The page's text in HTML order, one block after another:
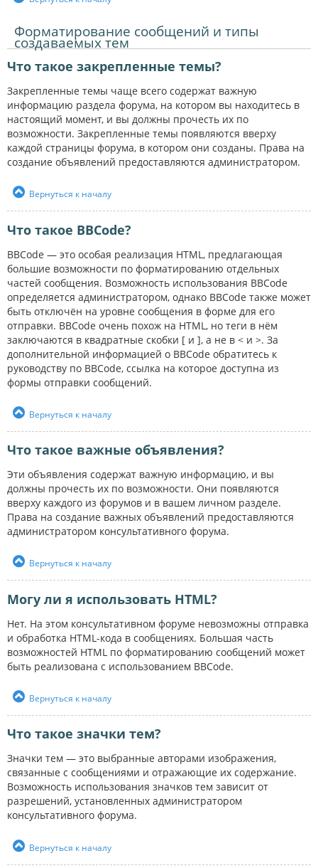
Форматирование сообщений и типы
создаваемых тем
Что такое закрепленные темы?
Закрепленные темы чаще всего содержат важную
информацию раздела форума, на котором вы находитесь в
настоящий момент, и вы должны прочесть их по
возможности. Закрепленные темы появляются вверху
каждой страницы форума, в котором они созданы. Права на
создание объявлений предоставляются администратором.
Вернуться к началу
Что такое BBCode?
BBCode — это особая реализация HTML, предлагающая
большие возможности по форматированию отдельных
частей сообщения. Возможность использования BBCode
определяется администратором, однако BBCode также может
быть отключён на уровне сообщения в форме для его
отправки. BBCode очень похож на HTML, но теги в нём
заключаются в квадратные скобки [ и ], а не в < и >. За
дополнительной информацией о BBCode обратитесь к
руководству по BBCode, ссылка на которое доступна из
формы отправки сообщений.
Вернуться к началу
Что такое важные объявления?
Эти объявления содержат важную информацию, и вы
должны прочесть их по возможности. Они появляются
вверху каждого из форумов и в вашем личном разделе.
Права на создание важных объявлений предоставляются
администратором консультативного форума.
Вернуться к началу
Могу ли я использовать HTML?
Нет. На этом консультативном форуме невозможны отправка
и обработка HTML-кода в сообщениях. Большая часть
возможностей HTML по форматированию сообщений может
быть реализована с использованием BBCode.
Вернуться к началу
Что такое значки тем?
Значки тем — это выбранные авторами изображения,
связанные с сообщениями и отражающие их содержание.
Возможность использования значков тем зависит от
разрешений, установленных администратором
консультативного форума.
Вернуться к началу